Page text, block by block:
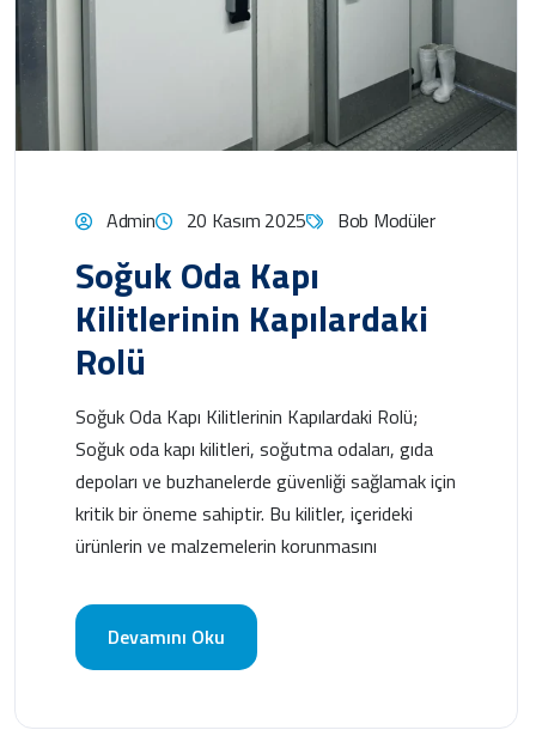
Admin 20 Kasım 2025 Bob Modüler
Soğuk Oda Kapı
Kilitlerinin Kapılardaki
Rolü
Soğuk Oda Kapı Kilitlerinin Kapılardaki Rolü;
Soğuk oda kapı kilitleri, soğutma odaları, gıda
depoları ve buzhanelerde güvenliği sağlamak için
kritik bir öneme sahiptir. Bu kilitler, içerideki
ürünlerin ve malzemelerin korunmasını
Devamını Oku